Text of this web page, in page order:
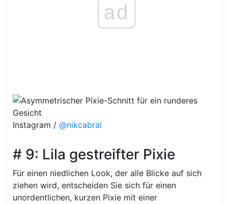
ad
Instagram / @nikcabral
# 9: Lila gestreifter Pixie
Für einen niedlichen Look, der alle Blicke auf sich
ziehen wird, entscheiden Sie sich für einen
unordentlichen, kurzen Pixie mit einer